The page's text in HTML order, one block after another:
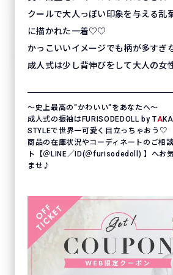
クールで大人っぽい印象を与える乱
に描かれた一着♡♡
かっこいいイメージでも柄が多すぎ
成人式は少し背伸びをして大人の女
〜史上最高の“かわいい“をあなたへ〜
成人式の振袖はFURISODEDOLL by TA
STYLEで世界一可愛く目立っちゃおう♡
商品の在庫状況やコーディネートのご相
ト【＠LINE／ID(＠furisodedoll) 】へお
ませ♪